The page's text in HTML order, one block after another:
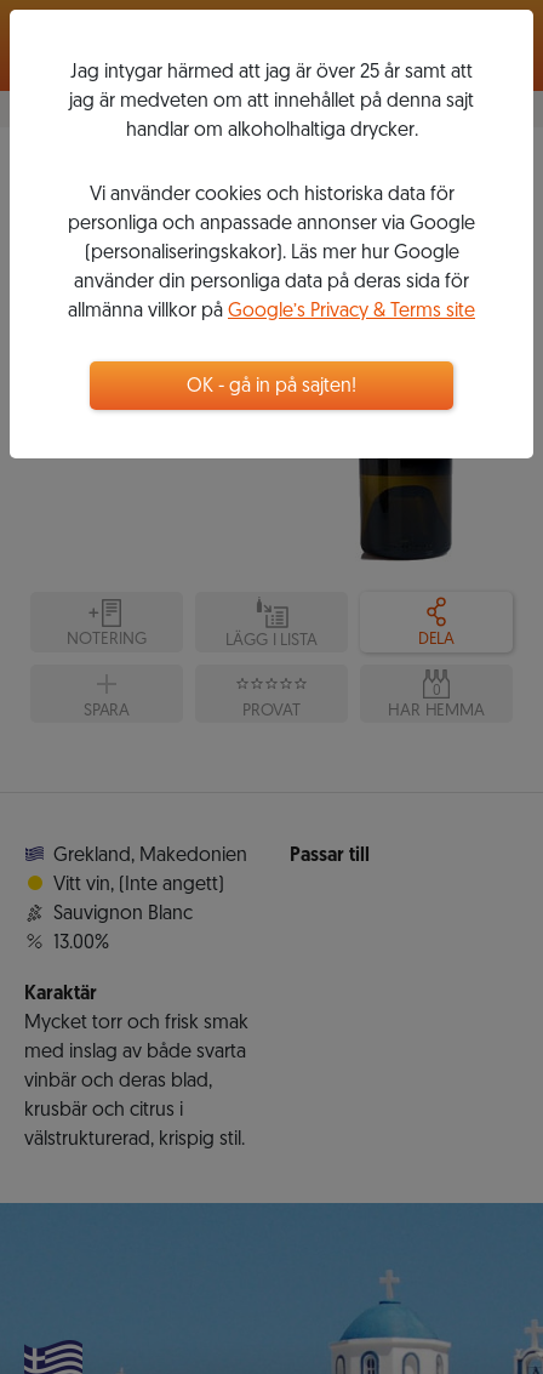
Sauvignon Blanc 2008
ALPHA
ESTATE WHITE
kr
Flaska, 750 ml
NOTERING LÄGG I LISTA DELA
SPARA PROVAT
0
HAR HEMMA
Grekland, Makedonien
Vitt vin,
(Inte angett)
Sauvignon Blanc
13.00%
Karaktär
Mycket torr och frisk smak
med inslag av både svarta
vinbär och deras blad,
krusbär och citrus i
välstrukturerad, krispig stil.
Passar till
Jag intygar härmed att jag är över 25 år samt att
jag är medveten om att innehållet på denna sajt
handlar om alkoholhaltiga drycker.
Vi använder cookies och historiska data för
personliga och anpassade annonser via Google
(personaliseringskakor). Läs mer hur Google
använder din personliga data på deras sida för
allmänna villkor på Google’s Privacy & Terms site
OK - gå in på sajten!